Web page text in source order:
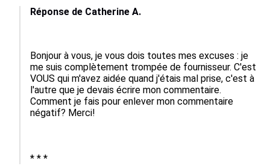
Réponse de Catherine A.
Bonjour à vous, je vous dois toutes mes excuses : je
me suis complètement trompée de fournisseur. C'est
VOUS qui m'avez aidée quand j'étais mal prise, c'est à
l'autre que je devais écrire mon commentaire.
Comment je fais pour enlever mon commentaire
négatif? Merci!
* * *